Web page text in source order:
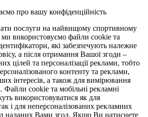
про вашу конфіденційність
послуги на найвищому спортивному
використовуємо файли cookie та
які забезпечують належне
а після отримання Вашої згоди –
цілей та персоналізації реклами, тобто
контенту та реклами,
інтересів, а також для вимірювання
Файли cookie та мобільні рекламні
використовуватися як для
і для неперсоналізованих рекламних
наданих Вами згод. Якщо Ви натиснете